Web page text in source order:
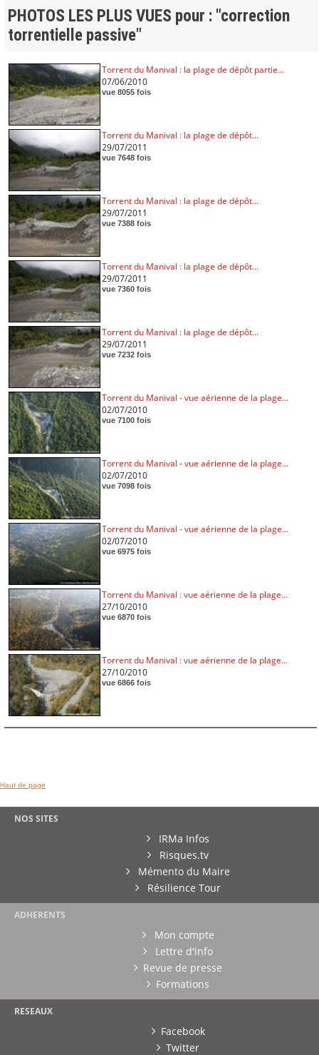
PHOTOS LES PLUS VUES pour : "correction
torrentielle passive"
Torrent du Manival : la plage de dépôt partie...
07/06/2010
vue 8055 fois
Torrent du Manival : la plage de dépôt...
29/07/2011
vue 7648 fois
Torrent du Manival : la plage de dépôt...
29/07/2011
vue 7388 fois
Torrent du Manival : la plage de dépôt...
29/07/2011
vue 7360 fois
Torrent du Manival : la plage de dépôt...
29/07/2011
vue 7232 fois
Torrent du Manival - vue aérienne de la plage...
02/07/2010
vue 7100 fois
Torrent du Manival - vue aérienne de la plage...
02/07/2010
vue 7098 fois
Torrent du Manival - vue aérienne de la plage...
02/07/2010
vue 6975 fois
Torrent du Manival : vue aérienne de la plage...
27/10/2010
vue 6870 fois
Torrent du Manival : vue aérienne de la plage...
27/10/2010
vue 6866 fois
Haut de page
NOS SITES
IRMa Infos
Risques.tv
Mémento du Maire
Résilience Tour
ADHERENTS
Mon compte
Lettre d'info
Revue de presse
Formations
RESEAUX
Facebook
Twitter